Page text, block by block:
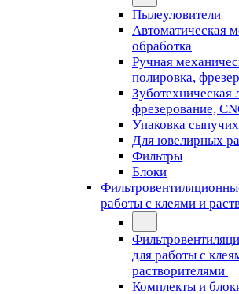
Пылеуловители
Автоматическая
обработка
Ручная
полировка,
Зуботехническая
фрезерование,
Упаковка
Для ювелирных
Фильтры
Блоки
работы с клеями и
для работы с
растворителями
Комплекты и